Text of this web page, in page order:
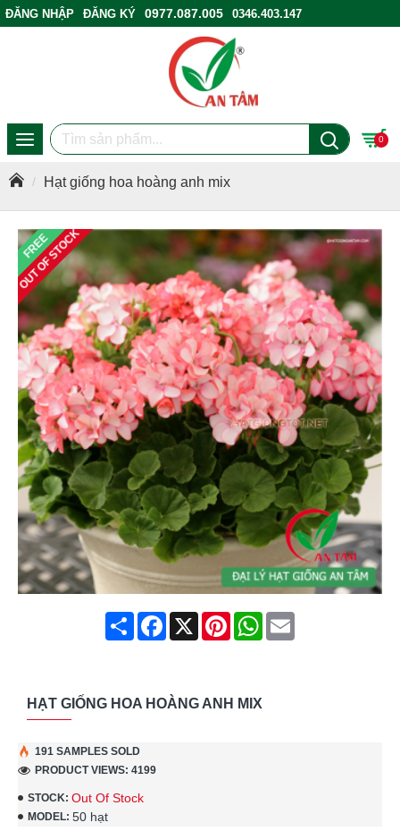
ĐĂNG NHẬP ĐĂNG KÝ 0977.087.005
0346.403.147
0
Hạt giống hoa hoàng anh mix
FREE
OUT OF STOCK
ShareFacebook
X PinterestWhatsApp
Email
HẠT GIỐNG HOA HOÀNG ANH MIX
STOCK: Out Of Stock
MODEL: 50 hạt
191 SAMPLES SOLD
PRODUCT VIEWS: 4199